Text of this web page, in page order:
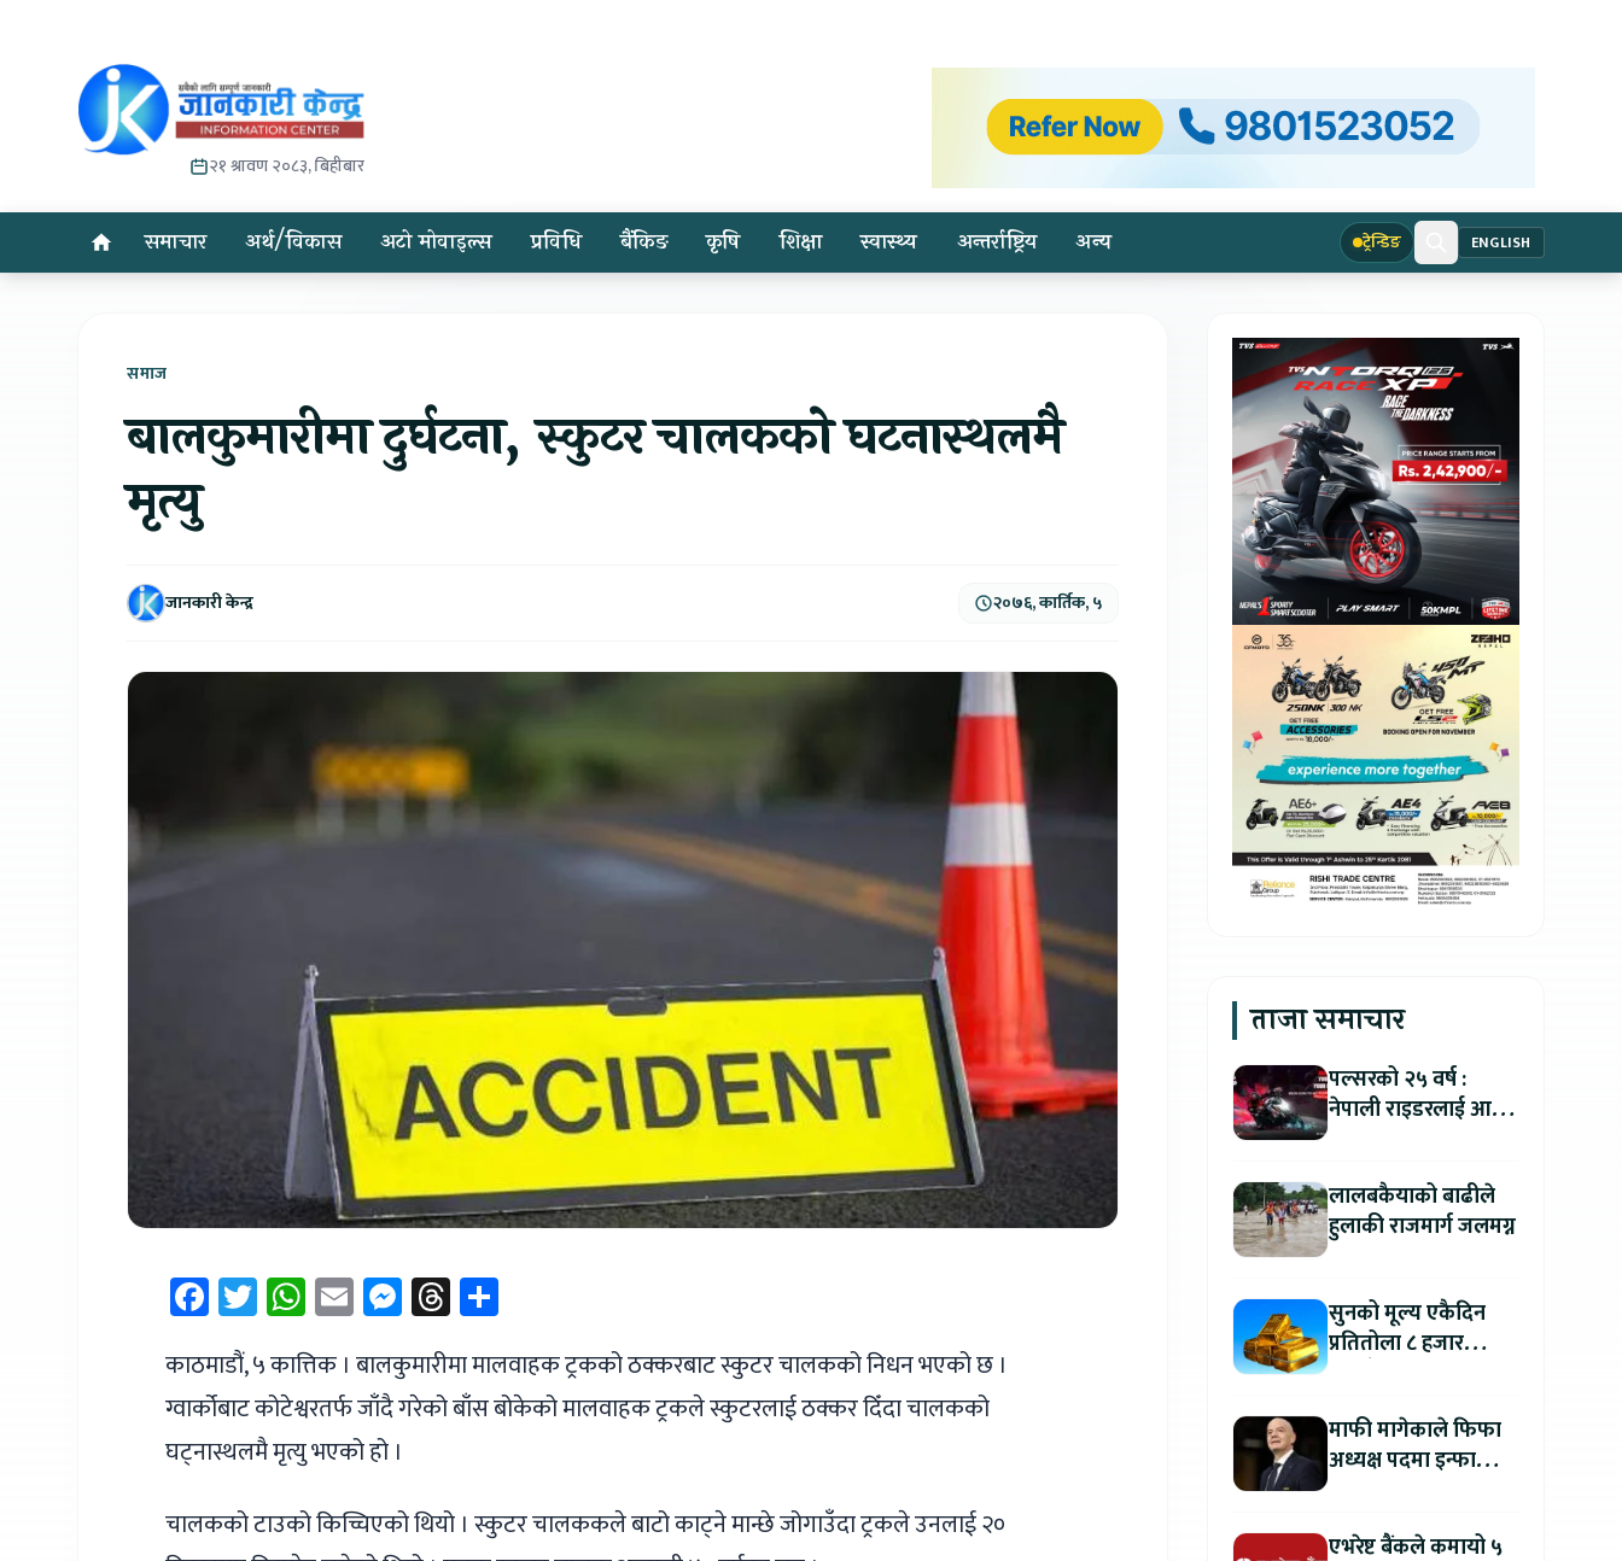
२१ श्रावण २०८३, बिहीबार
समाचार अर्थ/विकास अटो मोवाइल्स प्रविधि बैंकिङ कृषि शिक्षा स्वास्थ्य अन्तर्राष्ट्रिय अन्य ट्रेन्डिङ ENGLISH
समाज
बालकुमारीमा दुर्घटना, स्कुटर चालकको घटनास्थलमै
मृत्यु
जानकारी केन्द्र २०७६, कार्तिक, ५
Facebook
Twitter
WhatsApp
EmailMessenger
Threads
काठमाडौं, ५ कात्तिक । बालकुमारीमा मालवाहक ट्रकको ठक्करबाट स्कुटर चालकको निधन भएको छ ।
ग्वार्कोबाट कोटेश्वरतर्फ जाँदै गरेको बाँस बोकेको मालवाहक ट्रकले स्कुटरलाई ठक्कर दिँदा चालकको
घट्नास्थलमै मृत्यु भएको हो ।
चालकको टाउको किच्चिएको थियो । स्कुटर चालककले बाटो काट्ने मान्छे जोगाउँदा ट्रकले उनलाई २०
ताजा समाचार
पल्सरको २५ वर्ष :
नेपाली राइडरलाई आफ्नै
सुनौलो अवसर
लालबकैयाको बाढीले
हुलाकी राजमार्ग जलमग्न
सुनको मूल्य एकैदिन
प्रतितोला ८ हजार
माफी मागेकाले फिफा
अध्यक्ष पदमा इन्फान्टिनो
एभरेष्ट बैंकले कमायो ५